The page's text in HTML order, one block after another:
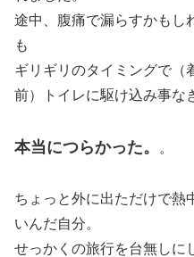
途中、腹痛で漏らすかもし
も
ギリギリのタイミングで（
前）トイレに駆け込み事な
本当につらかった。 。
ちょっと外に出ただけで熱
いんだ自分。
せっかくの旅行を台無しに